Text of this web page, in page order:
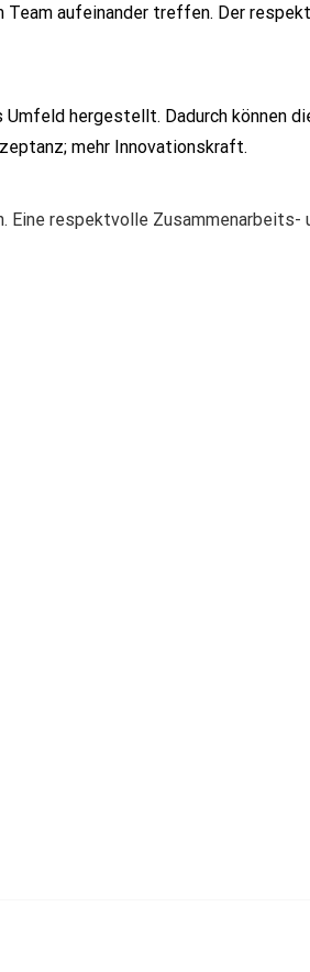
Team aufeinander treffen. Der
hergestellt. Dadurch können
mehr Innovationskraft.
Eine respektvolle Zusammenarbeits-